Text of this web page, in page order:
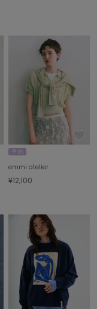
予 約
emmi atelier
¥12,100